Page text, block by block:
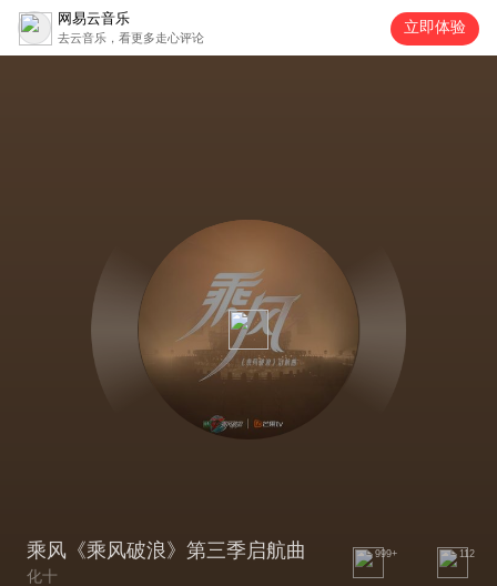
网易云音乐
去云音乐，看更多走心评论
立即体验
乘风《乘风破浪》第三季启航曲
化十
999+ 112